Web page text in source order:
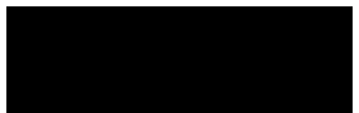
דילוג
כמות